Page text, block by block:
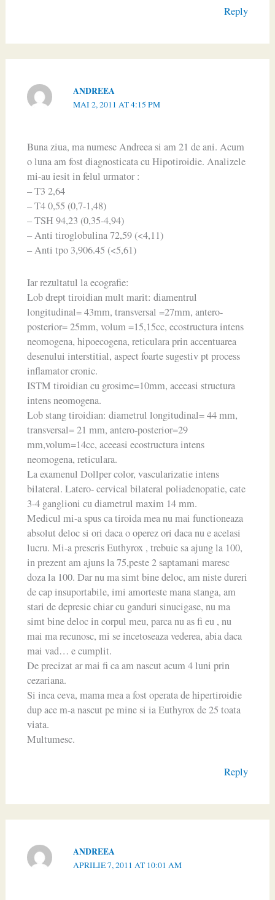
Reply
ANDREEA
MAI 2, 2011 AT 4:15 PM
Buna ziua, ma numesc Andreea si am 21 de ani. Acum
o luna am fost diagnosticata cu Hipotiroidie. Analizele
mi-au iesit in felul urmator :
– T3 2,64
– T4 0,55 (0,7-1,48)
– TSH 94,23 (0,35-4,94)
– Anti tiroglobulina 72,59 (<4,11)
– Anti tpo 3,906.45 (<5,61)
Iar rezultatul la ecografie:
Lob drept tiroidian mult marit: diamentrul
longitudinal= 43mm, transversal =27mm, antero-
posterior= 25mm, volum =15,15cc, ecostructura intens
neomogena, hipoecogena, reticulara prin accentuarea
desenului interstitial, aspect foarte sugestiv pt process
inflamator cronic.
ISTM tiroidian cu grosime=10mm, aceeasi structura
intens neomogena.
Lob stang tiroidian: diametrul longitudinal= 44 mm,
transversal= 21 mm, antero-posterior=29
mm,volum=14cc, aceeasi ecostructura intens
neomogena, reticulara.
La examenul Dollper color, vascularizatie intens
bilateral. Latero- cervical bilateral poliadenopatie, cate
3-4 ganglioni cu diametrul maxim 14 mm.
Medicul mi-a spus ca tiroida mea nu mai functioneaza
absolut deloc si ori daca o operez ori daca nu e acelasi
lucru. Mi-a prescris Euthyrox , trebuie sa ajung la 100,
in prezent am ajuns la 75,peste 2 saptamani maresc
doza la 100. Dar nu ma simt bine deloc, am niste dureri
de cap insuportabile, imi amorteste mana stanga, am
stari de depresie chiar cu ganduri sinucigase, nu ma
simt bine deloc in corpul meu, parca nu as fi eu , nu
mai ma recunosc, mi se incetoseaza vederea, abia daca
mai vad… e cumplit.
De precizat ar mai fi ca am nascut acum 4 luni prin
cezariana.
Si inca ceva, mama mea a fost operata de hipertiroidie
dup ace m-a nascut pe mine si ia Euthyrox de 25 toata
viata.
Multumesc.
Reply
ANDREEA
APRILIE 7, 2011 AT 10:01 AM